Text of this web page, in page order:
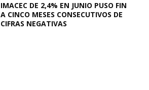
IMACEC DE 2,4% EN JUNIO PUSO FIN
A CINCO MESES CONSECUTIVOS DE
CIFRAS NEGATIVAS